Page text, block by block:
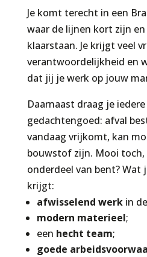
Je komt terecht in een
waar de lijnen kort zijn en
klaarstaan. Je krijgt veel
verantwoordelijkheid en
dat jij je werk op jouw
Daarnaast draag je
gedachtengoed: afval
vandaag vrijkomt, kan
bouwstof zijn. Mooi
onderdeel van bent? Wat
krijgt:
afwisselend werkin
modern materieel;
een hecht team;
goede